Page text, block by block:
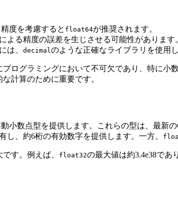
度を考慮すると float64が推奨されます。
よる精度の誤差を生じさせる可能性があります
は、 decimalのような正確なライブラリを使用
ログラミングにおいて不可欠であり、特に
計算のために重要です。
小数点型を提供します。これらの型は、最新
し、約6桁の有効数字を提供します。一方、
す。例えば、 float32の最大値は約3.4e38であ